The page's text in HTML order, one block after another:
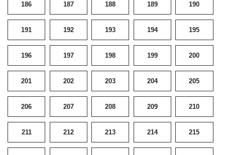
186 187 188 189 190
191 192 193 194 195
196 197 198 199 200
201 202 203 204 205
206 207 208 209 210
211 212 213 214 215